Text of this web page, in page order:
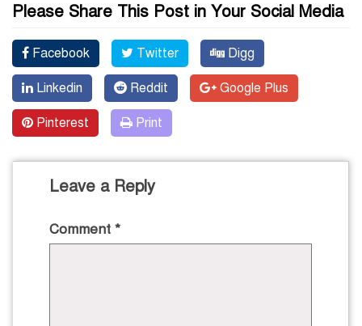
Please Share This Post in Your Social Media
Facebook Twitter Digg
Linkedin Reddit Google Plus
Pinterest Print
Leave a Reply
Comment *